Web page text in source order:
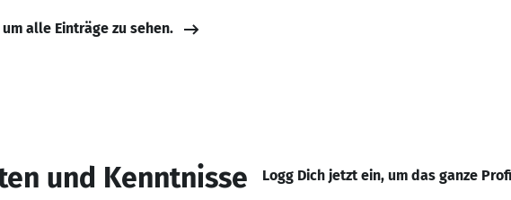
um alle Einträge zu sehen.
und Kenntnisse Logg Dich jetzt ein, um das ganze